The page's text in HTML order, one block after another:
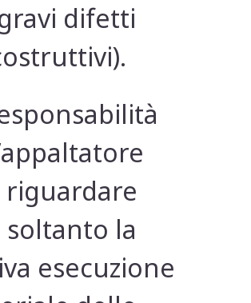
difetti
riguardare
soltanto la
esecuzione